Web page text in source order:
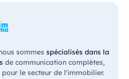
sommesspécialisés dans la
de communication complètes,
pour le secteur de l'immobilier.